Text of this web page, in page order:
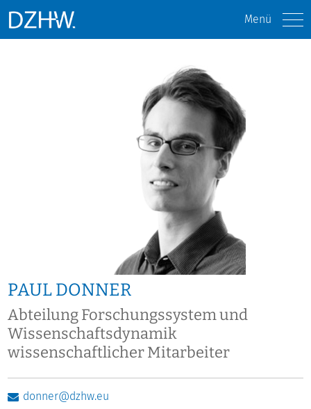
Menü
PAUL DONNER
Abteilung Forschungssystem und
Wissenschaftsdynamik
wissenschaftlicher Mitarbeiter
donner@dzhw.eu